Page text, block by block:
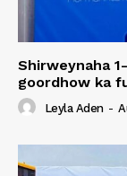
Shirweynaha
goordhow ka
Leyla Aden -